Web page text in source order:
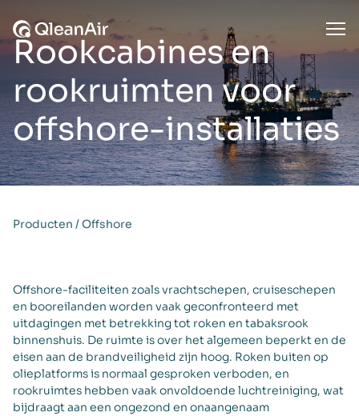
Rookcabines en
rookruimten voor
offshore-installaties
Producten /Offshore
Offshore-faciliteiten zoals vrachtschepen, cruiseschepen
en booreilanden worden vaak geconfronteerd met
uitdagingen met betrekking tot roken en tabaksrook
binnenshuis. De ruimte is over het algemeen beperkt en de
eisen aan de brandveiligheid zijn hoog. Roken buiten op
olieplatforms is normaal gesproken verboden, en
rookruimtes hebben vaak onvoldoende luchtreiniging, wat
bijdraagt aan een ongezond en onaangenaam